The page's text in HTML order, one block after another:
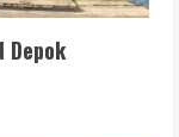
Depok